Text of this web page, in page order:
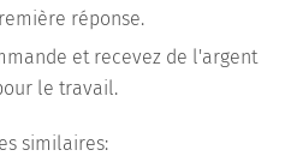
réponse.
et recevez de l'argent
le travail.
similaires: